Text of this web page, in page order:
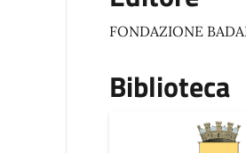
FONDAZIONE
Biblioteca